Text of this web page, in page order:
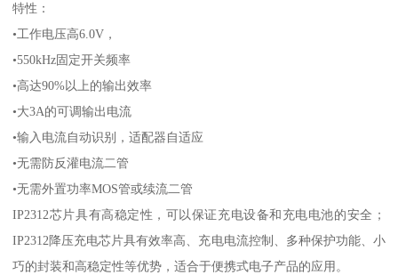
特性：
•工作电压高6.0V，
•550kHz固定开关频率
•高达90%以上的输出效率
•大3A的可调输出电流
•输入电流自动识别，适配器自适应
•无需防反灌电流二管
•无需外置功率MOS管或续流二管
IP2312芯片具有高稳定性，可以保证充电设备和充电电池的安全；
IP2312降压充电芯片具有效率高、充电电流控制、多种保护功能、小
巧的封装和高稳定性等优势，适合于便携式电子产品的应用。